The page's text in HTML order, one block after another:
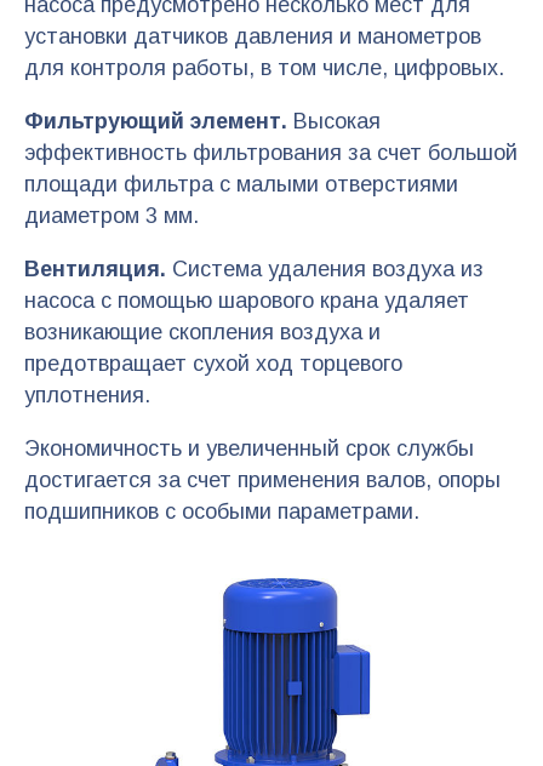
установки датчиков давления и манометров
для контроля работы, в том числе, цифровых.
Фильтрующий элемент. Высокая
эффективность фильтрования за счет большой
площади фильтра с малыми отверстиями
диаметром 3 мм.
Вентиляция. Система удаления воздуха из
насоса с помощью шарового крана удаляет
возникающие скопления воздуха и
предотвращает сухой ход торцевого
уплотнения.
Экономичность и увеличенный срок службы
достигается за счет применения валов, опоры
подшипников с особыми параметрами.